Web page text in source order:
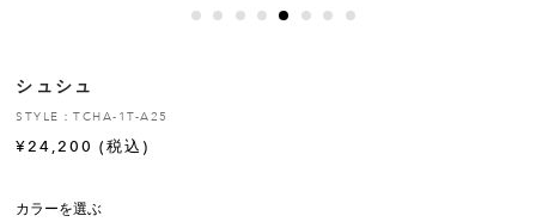
お修理について
シュシュ
STYLE：TCHA-1T-A25
¥24,200 (税込)
カラーを選ぶ